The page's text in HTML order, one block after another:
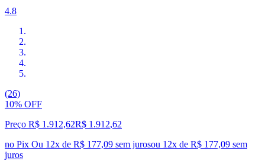
4.8
(26)
10% OFF
Preço R$ 1.912,62R$ 1.912,62
no Pix Ou 12x de R$ 177,09 sem jurosou 12x de R$ 177,09 sem
juros